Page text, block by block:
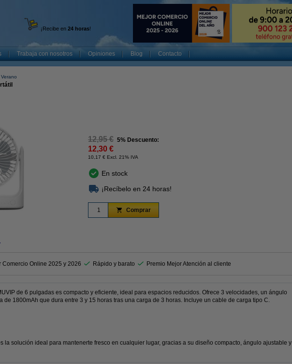
¡Recibe en 24 horas!
Trabaja con nosotros Opiniones Blog Contacto
12,95 € 5% Descuento:
12,30 €
10,17 € Excl. 21% IVA
En stock
¡Recíbelo en 24 horas!
Comprar
Comercio Online 2025 y 2026 Rápido y barato Premio Mejor Atención al cliente
de 6 pulgadas es compacto y eficiente, ideal para espacios reducidos. Ofrece 3 velocidades, un ángulo
de 1800mAh que dura entre 3 y 15 horas tras una carga de 3 horas. Incluye un cable de carga tipo C.
la solución ideal para mantenerte fresco en cualquier lugar, gracias a su diseño compacto, ángulo ajustable y